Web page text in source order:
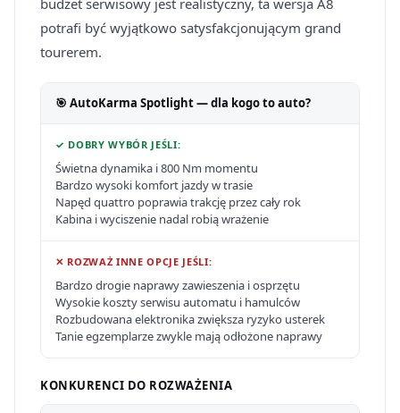
budżet serwisowy jest realistyczny, ta wersja A8
potrafi być wyjątkowo satysfakcjonującym grand
tourerem.
🎯 AutoKarma Spotlight — dla kogo to auto?
✓ DOBRY WYBÓR JEŚLI:
Świetna dynamika i 800 Nm momentu
Bardzo wysoki komfort jazdy w trasie
Napęd quattro poprawia trakcję przez cały rok
Kabina i wyciszenie nadal robią wrażenie
✕ ROZWAŻ INNE OPCJE JEŚLI:
Bardzo drogie naprawy zawieszenia i osprzętu
Wysokie koszty serwisu automatu i hamulców
Rozbudowana elektronika zwiększa ryzyko usterek
Tanie egzemplarze zwykle mają odłożone naprawy
KONKURENCI DO ROZWAŻENIA